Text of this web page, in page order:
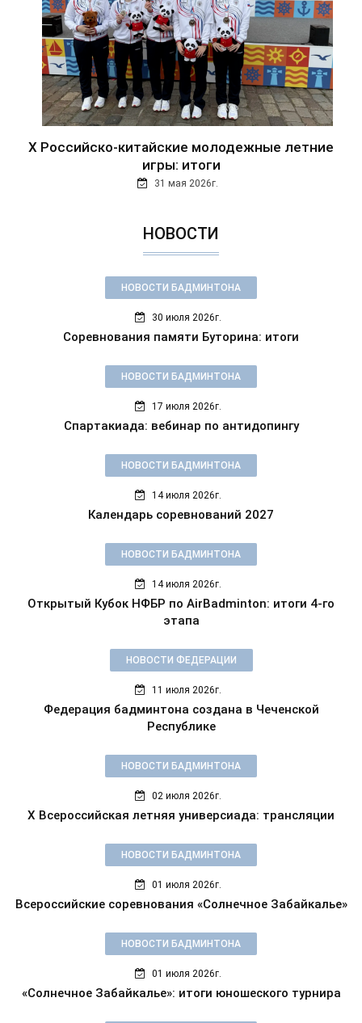
Х Российско-китайские молодежные летние
игры: итоги
31 мая 2026г.
НОВОСТИ
НОВОСТИ БАДМИНТОНА
30 июля 2026г.
Соревнования памяти Буторина: итоги
НОВОСТИ БАДМИНТОНА
17 июля 2026г.
Спартакиада: вебинар по антидопингу
НОВОСТИ БАДМИНТОНА
14 июля 2026г.
Календарь соревнований 2027
НОВОСТИ БАДМИНТОНА
14 июля 2026г.
Открытый Кубок НФБР по AirBadminton: итоги 4-го
этапа
НОВОСТИ ФЕДЕРАЦИИ
11 июля 2026г.
Федерация бадминтона создана в Чеченской
Республике
НОВОСТИ БАДМИНТОНА
02 июля 2026г.
X Всероссийская летняя универсиада: трансляции
НОВОСТИ БАДМИНТОНА
01 июля 2026г.
Всероссийские соревнования «Солнечное Забайкалье»
НОВОСТИ БАДМИНТОНА
01 июля 2026г.
«Солнечное Забайкалье»: итоги юношеского турнира